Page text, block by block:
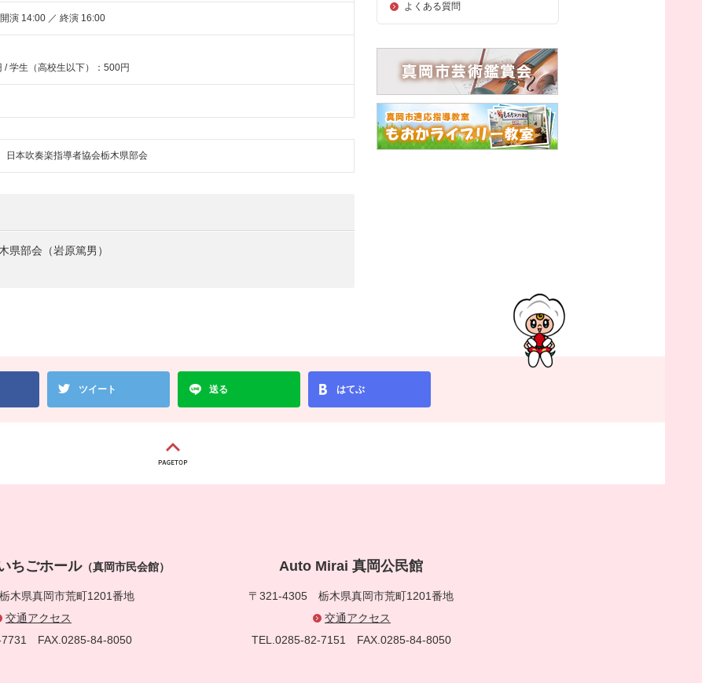
演 14:00 ／ 終演 16:00
/ 学生（高校生以下）：500円
本吹奏楽指導者協会栃木県部会
部会（岩原篤男）
よくある質問
ツイート 送る はてぶ
ちごホール（真岡市民会館）
栃木県真岡市荒町1201番地
交通アクセス
7731 FAX.0285-84-8050
Auto Mirai 真岡公民館
〒321-4305 栃木県真岡市荒町1201番地
交通アクセス
TEL.0285-82-7151 FAX.0285-84-8050